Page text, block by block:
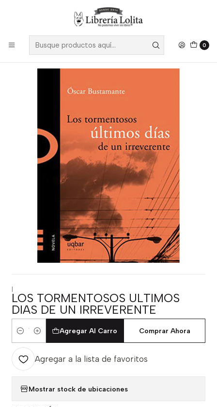
0
Despacho a todo Chile
|
LOS TORMENTOSOS ULTIMOS
DIAS DE UN IRREVERENTE
Cantidad
Agregar Al Carro Comprar Ahora
Agregar a la lista de favoritos
Mostrar stock de ubicaciones